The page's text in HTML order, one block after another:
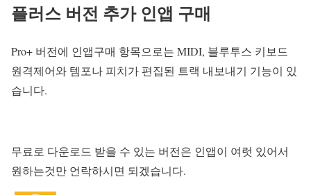
플러스 버전 추가 인앱 구매
Pro+ 버전에 인앱구매 항목으로는 MIDI, 블루투스 키보드
원격제어와 템포나 피치가 편집된 트랙 내보내기 기능이 있
습니다.
무료로 다운로드 받을 수 있는 버전은 인앱이 여럿 있어서
원하는것만 언락하시면 되겠습니다.